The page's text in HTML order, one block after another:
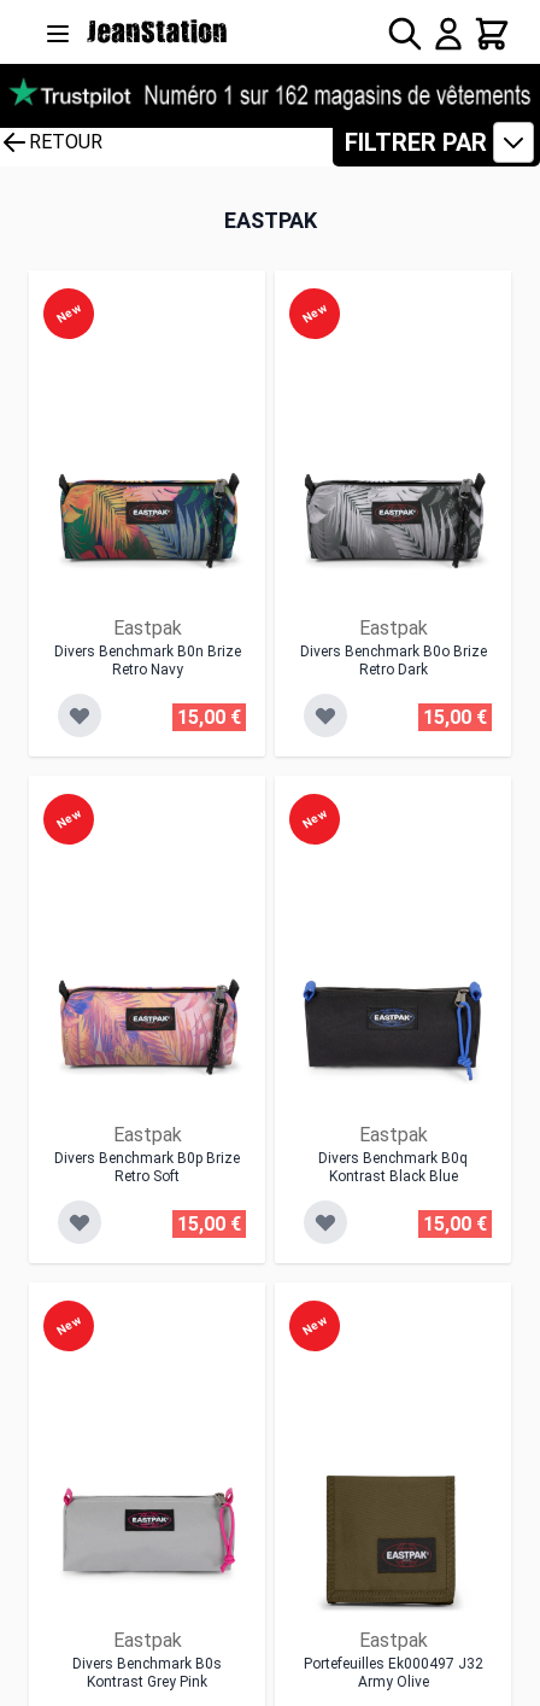
Rechercher
Panier
RETOUR
EASTPAK
FILTRER PAR
Eastpak
Divers Benchmark B0n Brize
Retro Navy
New
15,00 €
Eastpak
Divers Benchmark B0o Brize
Retro Dark
New
15,00 €
Eastpak
Divers Benchmark B0p Brize
Retro Soft
New
15,00 €
Eastpak
Divers Benchmark B0q
Kontrast Black Blue
New
15,00 €
Eastpak
Divers Benchmark B0s
Kontrast Grey Pink
New
Eastpak
Portefeuilles Ek000497 J32
Army Olive
New